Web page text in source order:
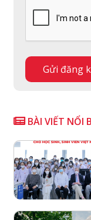
BÀI VIẾT NỔI